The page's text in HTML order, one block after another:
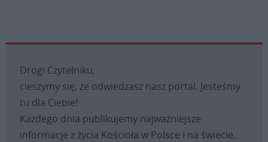
Drogi Czytelniku,
cieszymy się, że odwiedzasz nasz portal. Jesteśmy
tu dla Ciebie!
Każdego dnia publikujemy najważniejsze
informacje z życia Kościoła w Polsce i na świecie.